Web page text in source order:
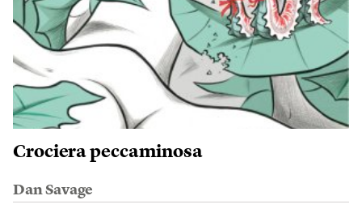
Crociera peccaminosa
Dan Savage